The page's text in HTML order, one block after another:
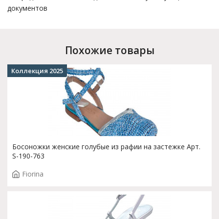
документов
Похожие товары
Босоножки женские голубые из рафии на застежке Арт.
S-190-763
Fiorina
Коллекция 2025